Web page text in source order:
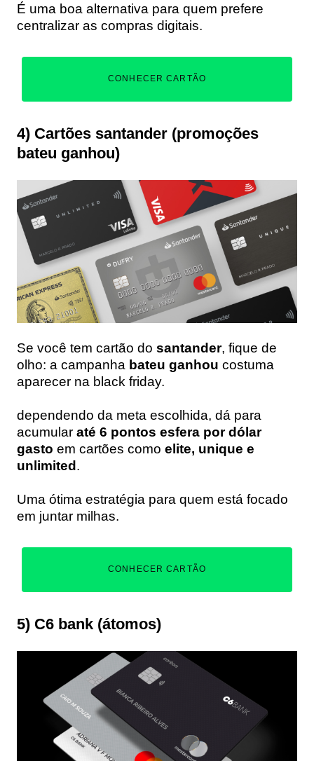
É uma boa alternativa para quem prefere
centralizar as compras digitais.
CONHECER CARTÃO
4) Cartões santander (promoções
bateu ganhou)
Se você tem cartão do santander, fique de
olho: a campanha bateu ganhou costuma
aparecer na black friday.
dependendo da meta escolhida, dá para
acumular até 6 pontos esfera por dólar
gasto em cartões como elite, unique e
unlimited .
Uma ótima estratégia para quem está focado
em juntar milhas.
CONHECER CARTÃO
5) C6 bank (átomos)